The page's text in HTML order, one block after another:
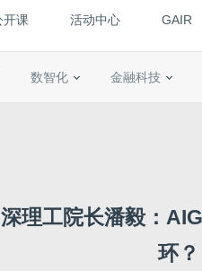
开课 活动中心 GAIR
数智化 金融科技
深理工院长潘毅：
环